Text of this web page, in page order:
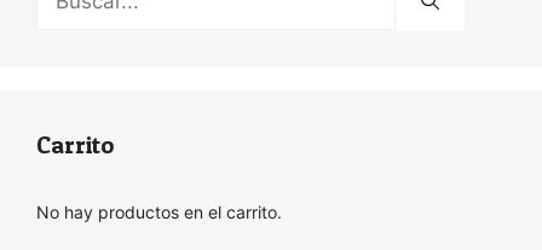
Carrito
No hay productos en el carrito.